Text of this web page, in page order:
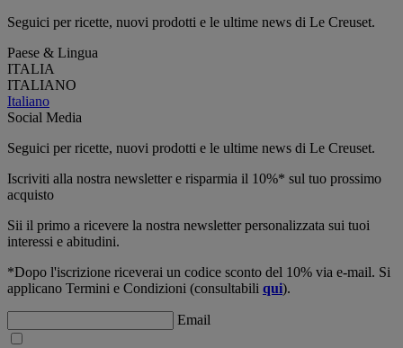
Seguici per ricette, nuovi prodotti e le ultime news di Le Creuset.
Paese & Lingua
ITALIA
ITALIANO
Italiano
Social Media
Seguici per ricette, nuovi prodotti e le ultime news di Le Creuset.
Iscriviti alla nostra newsletter e risparmia il 10%* sul tuo prossimo
acquisto
Sii il primo a ricevere la nostra newsletter personalizzata sui tuoi
interessi e abitudini.
*Dopo l'iscrizione riceverai un codice sconto del 10% via e-mail. Si
applicano Termini e Condizioni (consultabili qui).
Email